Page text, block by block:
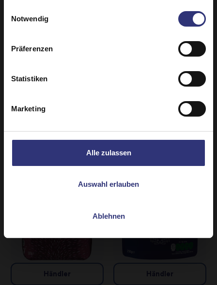
Notwendig
Präferenzen
Statistiken
Marketing
Alle zulassen
Auswahl erlauben
Ablehnen
Händler
Händler Händler